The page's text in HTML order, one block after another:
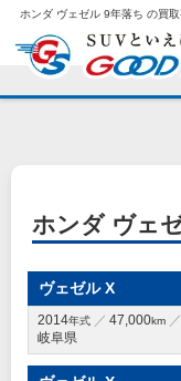
ホンダ ヴェゼル 9年落ち の買
ホンダ ヴェ
ヴェゼル X
2014年式 47,000km
岐阜県